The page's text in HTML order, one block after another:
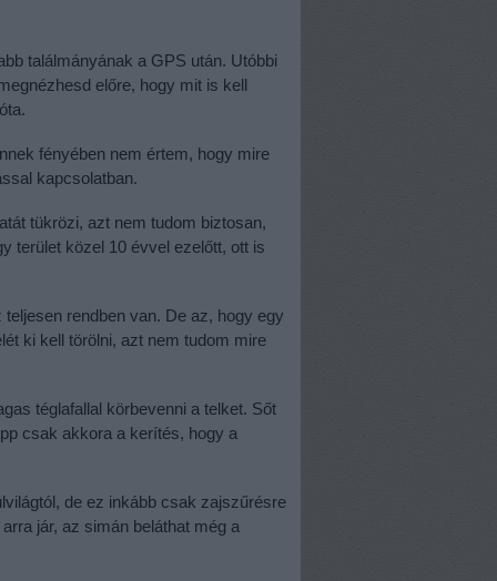
találmányának a GPS után. Utóbbi
előre, hogy mit is kell
fényében nem értem, hogy mire
kapcsolatban.
tükrözi, azt nem tudom biztosan,
terület közel 10 évvel ezelőtt, ott is
rendben van. De az, hogy egy
ki kell törölni, azt nem tudom mire
téglafallal körbevenni a telket. Sőt
csak akkora a kerítés, hogy a
de ez inkább csak zajszűrésre
jár, az simán beláthat még a